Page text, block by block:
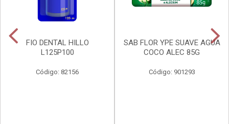
FIO DENTAL HILLO
L125P100
Código: 82156
SAB FLOR YPE SUAVE AGUA
COCO ALEC 85G
Código: 901293